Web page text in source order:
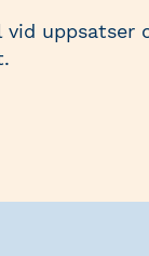
uppsatser